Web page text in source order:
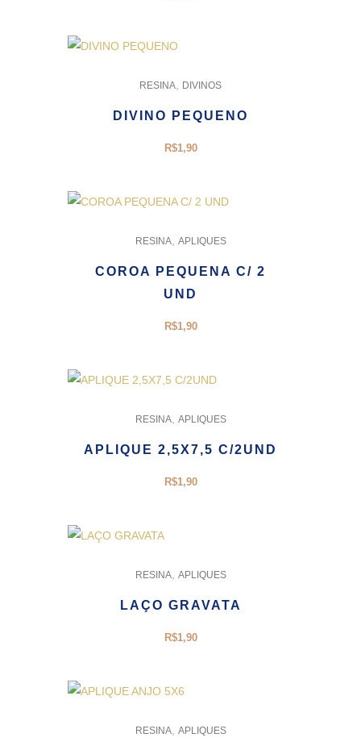
RESINA DIVINOS
DIVINO PEQUENO
R$1,90
RESINA, APLIQUES
COROA PEQUENA C/ 2
UND
R$1,90
RESINA, APLIQUES
APLIQUE 2,5X7,5 C/2UND
R$1,90
RESINA, APLIQUES
LAÇO GRAVATA
R$1,90
RESINA, APLIQUES